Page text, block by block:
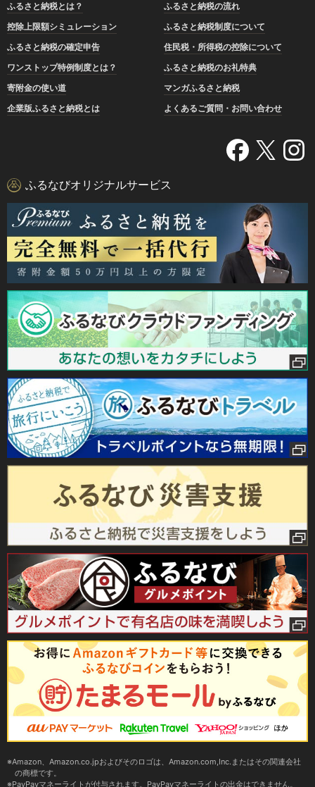
ふるさと納税とは？
ふるさと納税の流れ
控除上限額シミュレーション
ふるさと納税制度について
ふるさと納税の確定申告
住民税・所得税の控除について
ワンストップ特例制度とは？
ふるさと納税のお礼特典
寄附金の使い道
マンガふるさと納税
企業版ふるさと納税とは
よくあるご質問・お問い合わせ
ふるなびオリジナルサービス
Amazon、Amazon.co.jpおよびそのロゴは、Amazon.com,Inc.またはその関連会社
の商標です。
PayPayマネーライトが付与されます。PayPayマネーライトの出金はできません。